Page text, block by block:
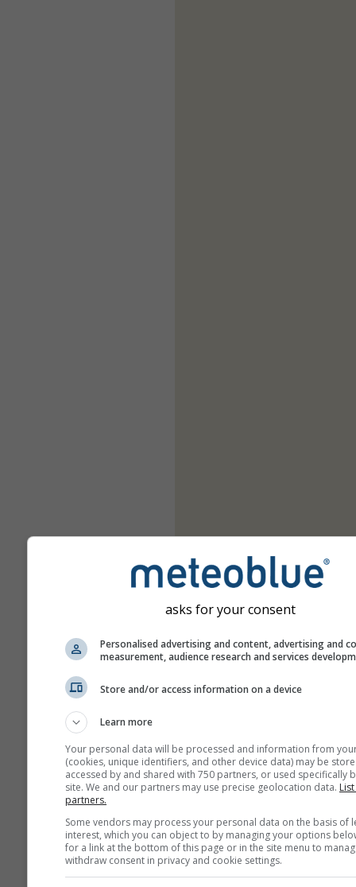
asks for your consent
Personalised advertising and content, advertising and
measurement, audience research and services
Store and/or access information on a device
Learn more
Your personal data will be processed and information from
(cookies, unique identifiers, and other device data) may be
accessed by and shared with 750 partners, or used specifically
site. We and our partners may use precise geolocation data.
partners.
Some vendors may process your personal data on the basis of
interest, which you can object to by managing your options
for a link at the bottom of this page or in the site menu to
withdraw consent in privacy and cookie settings.